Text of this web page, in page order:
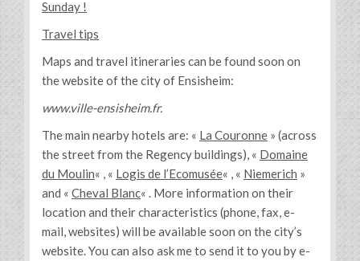
Sunday !
Travel tips
Maps and travel itineraries can be found soon on
the website of the city of Ensisheim:
www.ville-ensisheim.fr.
The main nearby hotels are: « La Couronne » (across
the street from the Regency buildings), « Domaine
du Moulin« , « Logis de l’Ecomusée« , « Niemerich »
and « Cheval Blanc« . More information on their
location and their characteristics (phone, fax, e-
mail, websites) will be available soon on the city’s
website. You can also ask me to send it to you by e-